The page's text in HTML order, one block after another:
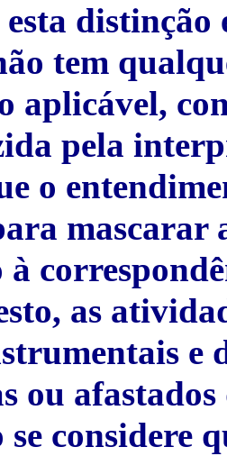
esta
tem
aplicável,
pela
o
à
as
e
ou
se considere